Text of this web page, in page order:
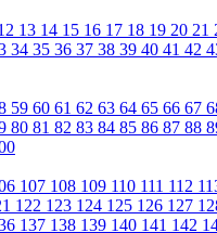
13 14 15 16 17 18 19 20 21
34 35 36 37 38 39 40 41 42
59 60 61 62 63 64 65 66 67
80 81 82 83 84 85 86 87 88
107 108 109 110 111 112
122 123 124 125 126 127
137 138 139 140 141 142